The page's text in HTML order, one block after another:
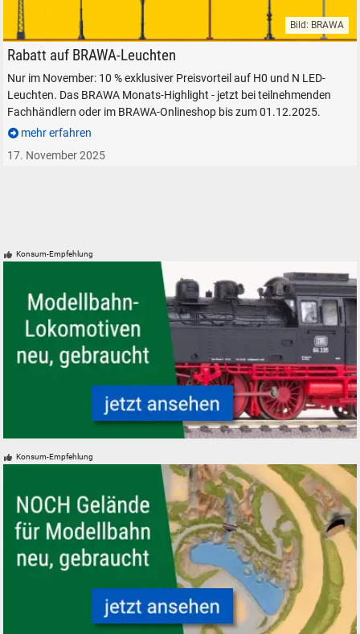
BRAWA LED Leuchten H0 N Laternen Rabatt November 2025
Bild: BRAWA
Rabatt auf BRAWA-Leuchten
Nur im November: 10 % exklusiver Preisvorteil auf H0 und N LED-
Leuchten. Das BRAWA Monats-Highlight - jetzt bei teilnehmenden
Fachhändlern oder im BRAWA-Onlineshop bis zum 01.12.2025.
mehr erfahren
17. November 2025
Konsum-Empfehlung
Konsum-Empfehlung